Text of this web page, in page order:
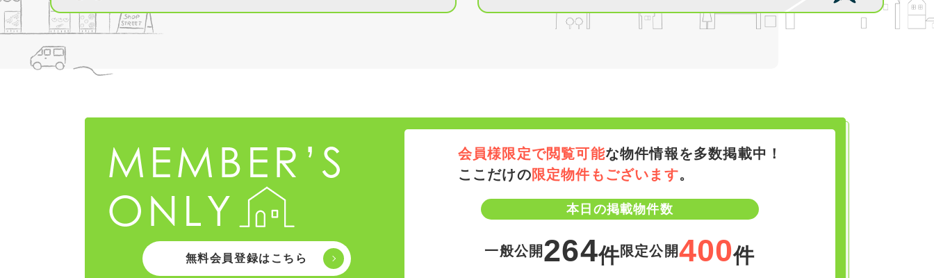
無料会員登録はこちら
会員様限定で閲覧可能な物件情報を多数掲載中！
ここだけの限定物件もございます。
本日の掲載物件数
一般公開 264件限定公開400件